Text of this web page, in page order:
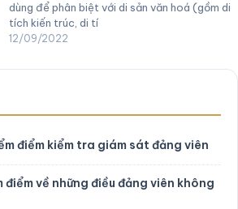
dùng để phân biệt với di sản văn hoá (gồm di
tích kiến trúc, di tí
12/09/2022
điểm kiểm tra giám sát đảng viên
điểm về những điều đảng viên không